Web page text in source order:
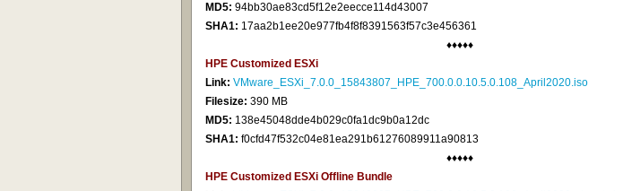
MD5: 94bb30ae83cd5f12e2eecce114d43007
SHA1: 17aa2b1ee20e977fb4f8f8391563f57c3e456361
♦♦♦♦♦
HPE Customized ESXi
Link: VMware_ESXi_7.0.0_15843807_HPE_700.0.0.10.5.0.108_April2020.iso
Filesize: 390 MB
MD5: 138e45048dde4b029c0fa1dc9b0a12dc
SHA1: f0cfd47f532c04e81ea291b61276089911a90813
♦♦♦♦♦
HPE Customized ESXi Offline Bundle